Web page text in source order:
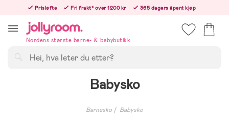
innehållet
Prisløfte Fri frakt* over 1200 kr
365 dagers åpent kjøp
Nordens største barne- & babybutikk
Babysko
Barnesko Babysko